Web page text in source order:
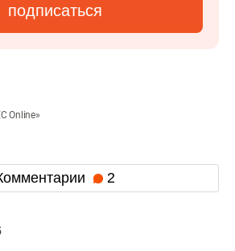
подписаться
Online»
2